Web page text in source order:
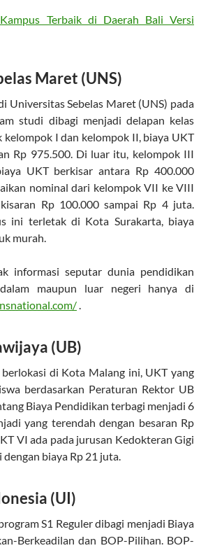
Terbaik di Daerah Bali Versi
Maret (UNS)
Universitas Sebelas Maret (UNS) pada
studi dibagi menjadi delapan kelas
I dan kelompok II, biaya UKT
Rp 975.500. Di luar itu, kelompok III
UKT berkisar antara Rp 400.000
nominal dari kelompok VII ke VIII
Rp 100.000 sampai Rp 4 juta.
ini terletak di Kota Surakarta, biaya
murah.
informasi seputar dunia pendidikan
maupun luar negeri hanya di
.
(UB)
di Kota Malang ini, UKT yang
berdasarkan Peraturan Rektor UB
Biaya Pendidikan terbagi menjadi 6
yang terendah dengan besaran Rp
VI ada pada jurusan Kedokteran Gigi
biaya Rp 21 juta.
(UI)
S1 Reguler dibagi menjadi Biaya
Berkeadilan dan BOP-Pilihan. BOP-